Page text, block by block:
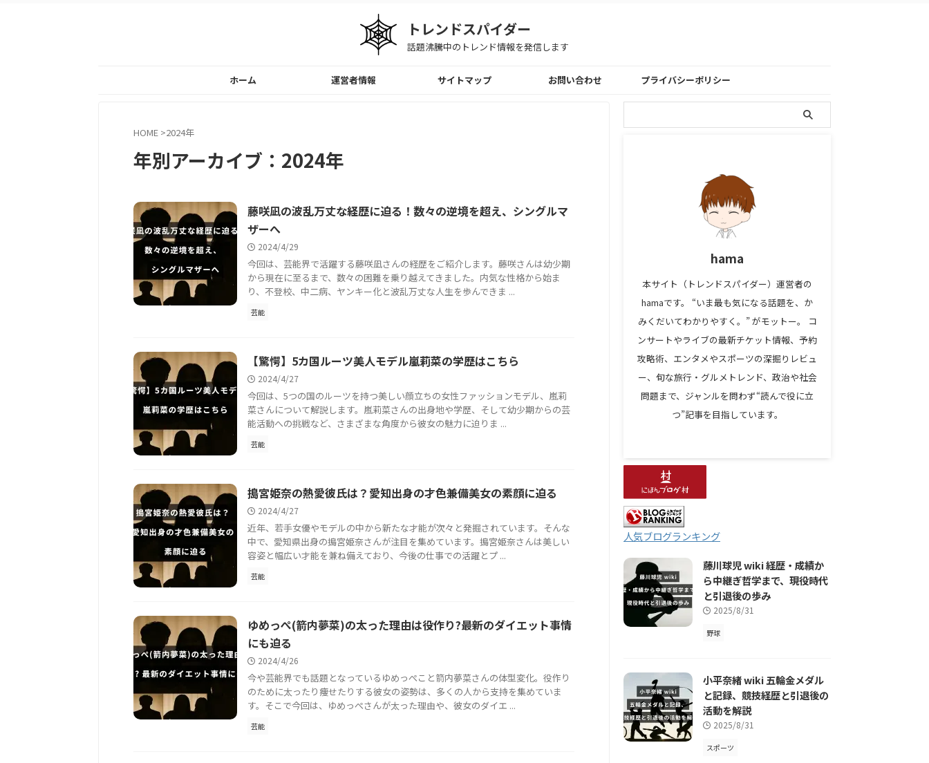
トレンドスパイダー
話題沸騰中のトレンド情報を発信します
ホーム 運営者情報 サイトマップ お問い合わせ プライバシーポリシー
HOME >2024年
年別アーカイブ：2024年
藤咲凪の波乱万丈な経歴に迫る！数々の逆境を超え、シングルマ
ザーへ
2024/4/29
今回は、芸能界で活躍する藤咲凪さんの経歴をご紹介します。藤咲さんは幼少期
から現在に至るまで、数々の困難を乗り越えてきました。内気な性格から始ま
り、不登校、中二病、ヤンキー化と波乱万丈な人生を歩んできま ...
芸能
【驚愕】5カ国ルーツ美人モデル嵐莉菜の学歴はこちら
2024/4/27
今回は、5つの国のルーツを持つ美しい顔立ちの女性ファッションモデル、嵐莉
菜さんについて解説します。嵐莉菜さんの出身地や学歴、そして幼少期からの芸
能活動への挑戦など、さまざまな角度から彼女の魅力に迫りま ...
芸能
搗宮姫奈の熱愛彼氏は？愛知出身の才色兼備美女の素顔に迫る
2024/4/27
近年、若手女優やモデルの中から新たな才能が次々と発掘されています。そんな
中で、愛知県出身の搗宮姫奈さんが注目を集めています。搗宮姫奈さんは美しい
容姿と幅広い才能を兼ね備えており、今後の仕事での活躍とプ ...
芸能
ゆめっぺ(箭内夢菜)の太った理由は役作り?最新のダイエット事情
にも迫る
2024/4/26
今や芸能界でも話題となっているゆめっぺこと箭内夢菜さんの体型変化。役作り
のために太ったり痩せたりする彼女の姿勢は、多くの人から支持を集めていま
す。そこで今回は、ゆめっぺさんが太った理由や、彼女のダイエ ...
芸能
hama
本サイト（トレンドスパイダー）運営者の
hamaです。 “いま最も気になる話題を、か
みくだいてわかりやすく。” がモットー。 コ
ンサートやライブの最新チケット情報、予約
攻略術、エンタメやスポーツの深掘りレビュ
ー、旬な旅行・グルメトレンド、政治や社会
問題まで、ジャンルを問わず“読んで役に立
つ”記事を目指しています。
人気ブログランキング
藤川球児 wiki 経歴・成績か
ら中継ぎ哲学まで、現役時代
と引退後の歩み
2025/8/31
野球
小平奈緒 wiki 五輪金メダル
と記録、競技経歴と引退後の
活動を解説
2025/8/31
スポーツ